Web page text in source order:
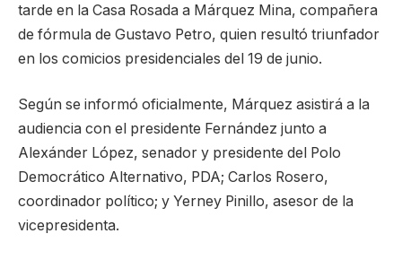
tarde en la Casa Rosada a Márquez Mina, compañera
de fórmula de Gustavo Petro, quien resultó triunfador
en los comicios presidenciales del 19 de junio.
Según se informó oficialmente, Márquez asistirá a la
audiencia con el presidente Fernández junto a
Alexánder López, senador y presidente del Polo
Democrático Alternativo, PDA; Carlos Rosero,
coordinador político; y Yerney Pinillo, asesor de la
vicepresidenta.